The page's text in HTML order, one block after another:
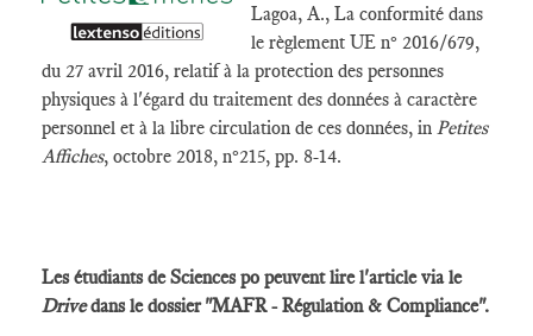
Lagoa, A., La conformité dans
le règlement UE n° 2016/679,
du 27 avril 2016, relatif à la protection des personnes
physiques à l'égard du traitement des données à caractère
personnel et à la libre circulation de ces données, in Petites
Affiches, octobre 2018, n°215, pp. 8-14.
Les étudiants de Sciences po peuvent lire l'article via le
Drivedans le dossier "MAFR - Régulation & Compliance".